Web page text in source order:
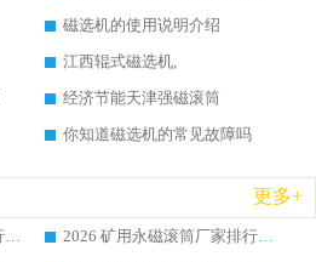
磁选机的使用说明介绍
江西辊式磁选机,
经济节能天津强磁滚筒
你知道磁选机的常见故障吗
更多+
2026 矿用永磁滚筒厂家排行榜选购干货指南 行业口碑标杆华体会手机网页版-华体会(中国) 实力出众
2026 矿用永磁滚筒厂家排行榜选购指南，行业口碑领域强者华体会手机网页版-华体会(中国)